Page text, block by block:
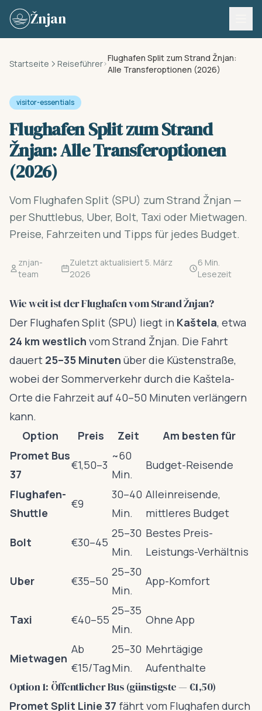
Skip to content
Žnjan
Startseite Reiseführer
Flughafen Split zum Strand Žnjan:
Alle Transferoptionen (2026)
visitor-essentials
Flughafen Split zum Strand
Žnjan: Alle Transferoptionen
(2026)
Vom Flughafen Split (SPU) zum Strand Žnjan —
per Shuttlebus, Uber, Bolt, Taxi oder Mietwagen.
Preise, Fahrzeiten und Tipps für jedes Budget.
znjan-
team
Zuletzt aktualisiert 5. März
2026
6 Min.
Lesezeit
Wie weit ist der Flughafen vom Strand Žnjan?
Der Flughafen Split (SPU) liegt in Kaštela, etwa
24 km westlich vom Strand Žnjan. Die Fahrt
dauert 25–35 Minuten über die Küstenstraße,
wobei der Sommerverkehr durch die Kaštela-
Orte die Fahrzeit auf 40–50 Minuten verlängern
kann.
Option
Preis Zeit
Am besten für
Promet Bus
37
€1,50–3
~60
Min.
Budget-Reisende
Flughafen-
Shuttle
€9
30–40
Min.
Alleinreisende,
mittleres Budget
Bolt €30–45
25–30
Min.
Bestes Preis-
Leistungs-Verhältnis
Uber €35–50
25–30
Min.
App-Komfort
Taxi €40–55
25–35
Min.
Ohne App
Mietwagen
Ab
€15/Tag
25–30
Min.
Mehrtägige
Aufenthalte
Option 1: Öffentlicher Bus (günstigste — €1,50)
Promet Split Linie 37 fährt vom Flughafen durch